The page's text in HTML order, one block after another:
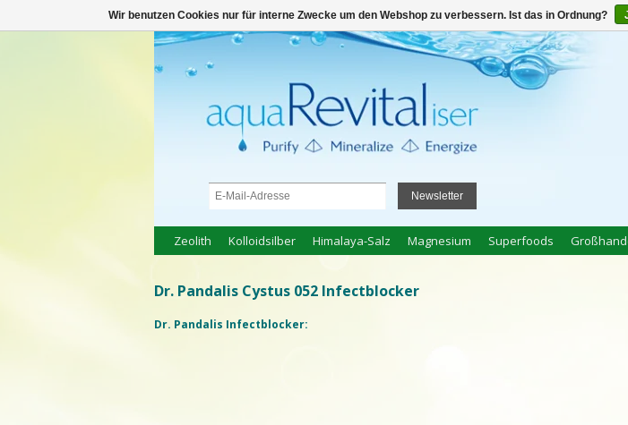
● 100% natuurlijke bio-producten ● anmelden jetzt registrieren Mein
Newsletter
Zeolith Kolloidsilber Himalaya-Salz Magnesium Superfoods
Dr. Pandalis Cystus 052 Infectblocker
Dr. Pandalis Infectblocker:
Wir benutzen Cookies nur für interne Zwecke um den Webshop zu verbessern. Ist das in Ordnung?